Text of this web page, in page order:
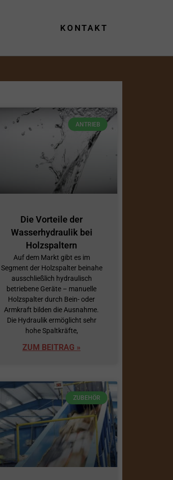
KONTAKT
ANTRIEB
Die Vorteile der
Wasserhydraulik bei
Holzspaltern
Auf dem Markt gibt es im
Segment der Holzspalter beinahe
ausschließlich hydraulisch
betriebene Geräte – manuelle
Holzspalter durch Bein- oder
Armkraft bilden die Ausnahme.
Die Hydraulik ermöglicht sehr
hohe Spaltkräfte,
ZUM BEITRAG »
ZUBEHÖR